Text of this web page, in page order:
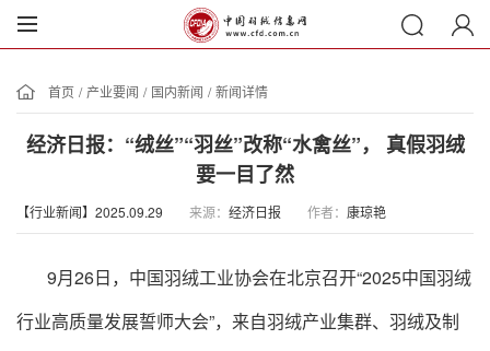
首页 / 产业要闻 / 国内新闻 / 新闻详情
经济日报：“绒丝”“羽丝”改称“水禽丝”， 真假羽绒
要一目了然
【行业新闻】2025.09.29 来源： 经济日报 作者： 康琼艳
9月26日，中国羽绒工业协会在北京召开“2025中国羽绒
行业高质量发展誓师大会”，来自羽绒产业集群、羽绒及制